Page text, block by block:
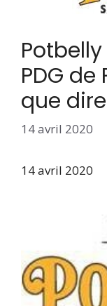
PDG
que
14 avril 2020
14 avril 2020